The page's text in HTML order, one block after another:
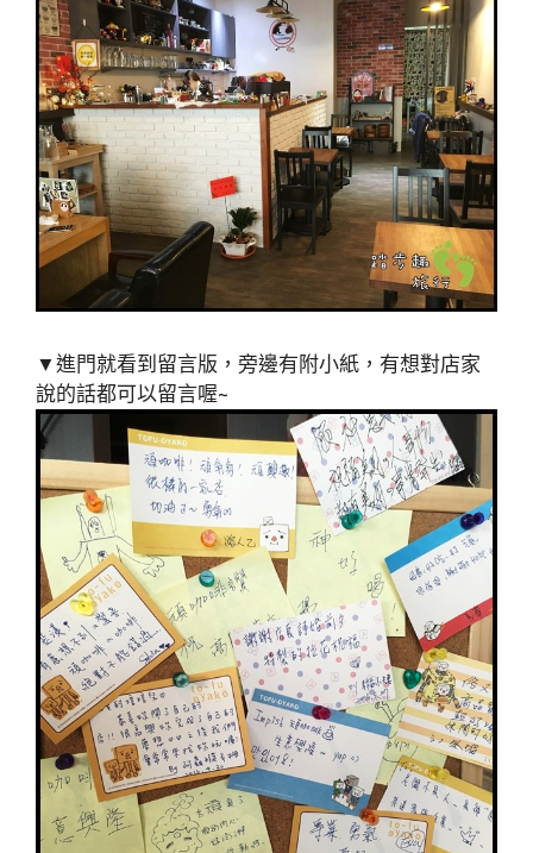
▼進門就看到留言版，旁邊有附小紙，有想對店家
說的話都可以留言喔~